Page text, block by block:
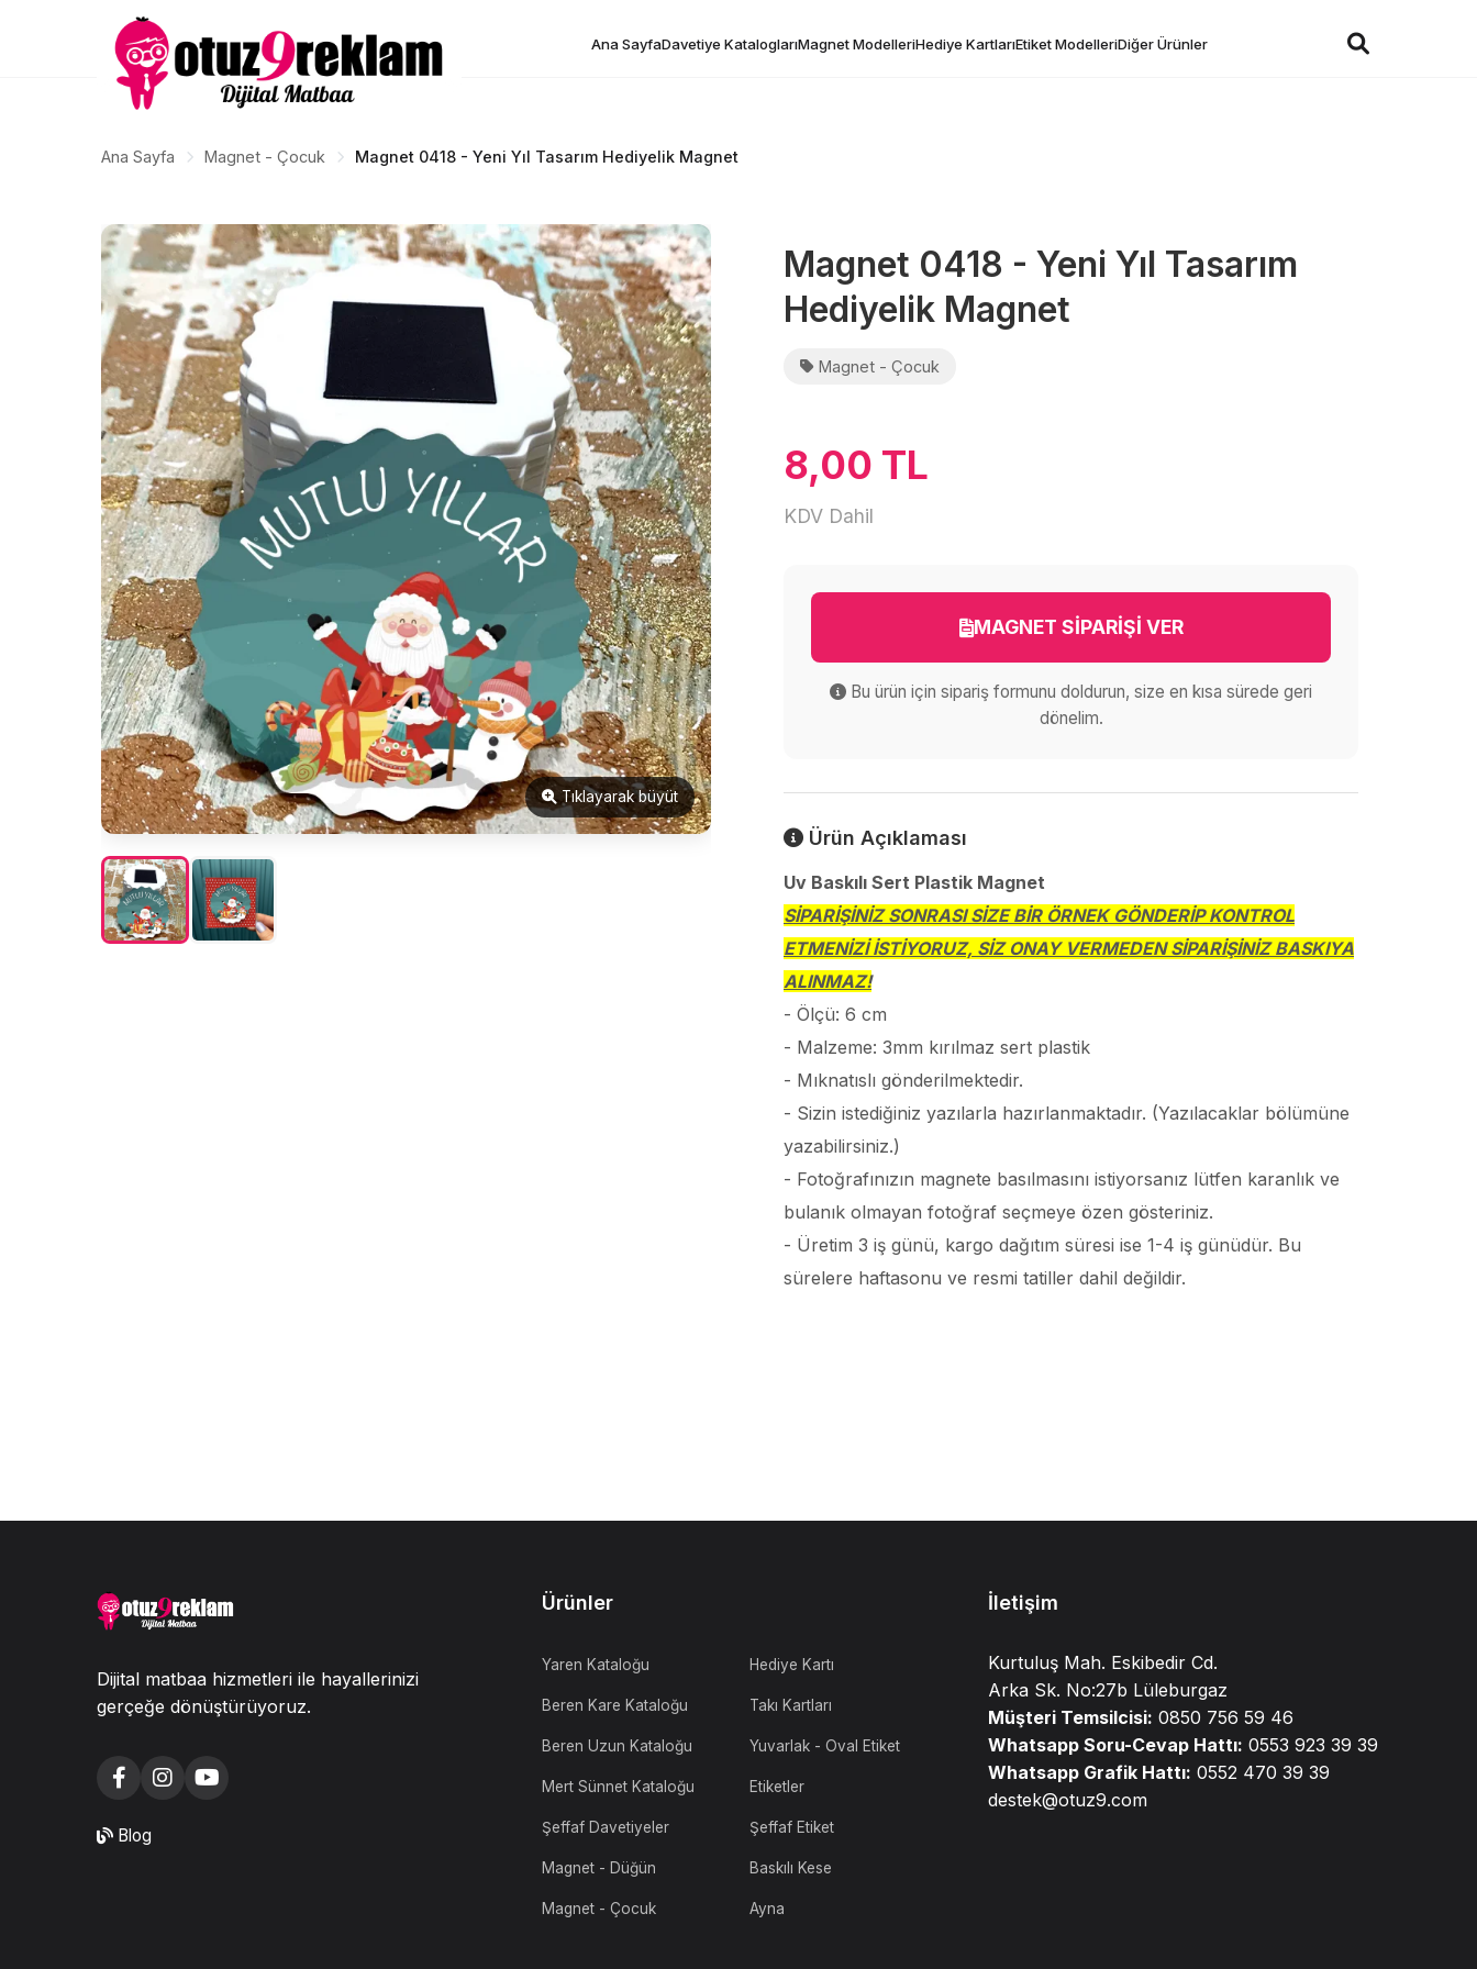
Ana SayfaDavetiye KataloglarıMagnet ModelleriHediye KartlarıEtiket ModelleriDiğer Ürünler
Ana Sayfa Magnet - Çocuk Magnet 0418 - Yeni Yıl Tasarım Hediyelik Magnet
Tıklayarak büyüt
Magnet 0418 - Yeni Yıl Tasarım
Hediyelik Magnet
Magnet - Çocuk
8,00 TL
KDV Dahil
MAGNET SİPARİŞİ VER
Bu ürün için sipariş formunu doldurun, size en kısa sürede geri
dönelim.
Ürün Açıklaması
Uv Baskılı Sert Plastik Magnet
SİPARİŞİNİZ SONRASI SİZE BİR ÖRNEK GÖNDERİP KONTROL
ETMENİZİ İSTİYORUZ, SİZ ONAY VERMEDEN SİPARİŞİNİZ BASKIYA
ALINMAZ!
- Ölçü: 6 cm
- Malzeme: 3mm kırılmaz sert plastik
- Mıknatıslı gönderilmektedir.
- Sizin istediğiniz yazılarla hazırlanmaktadır. (Yazılacaklar bölümüne
yazabilirsiniz.)
- Fotoğrafınızın magnete basılmasını istiyorsanız lütfen karanlık ve
bulanık olmayan fotoğraf seçmeye özen gösteriniz.
- Üretim 3 iş günü, kargo dağıtım süresi ise 1-4 iş günüdür. Bu
sürelere haftasonu ve resmi tatiller dahil değildir.
Dijital matbaa hizmetleri ile hayallerinizi
gerçeğe dönüştürüyoruz.
Blog
Ürünler
Yaren Kataloğu
Beren Kare Kataloğu
Beren Uzun Kataloğu
Mert Sünnet Kataloğu
Şeffaf Davetiyeler
Magnet - Düğün
Magnet - Çocuk
Hediye Kartı
Takı Kartları
Yuvarlak - Oval Etiket
Etiketler
Şeffaf Etiket
Baskılı Kese
Ayna
İletişim
Kurtuluş Mah. Eskibedir Cd.
Arka Sk. No:27b Lüleburgaz
Müşteri Temsilcisi: 0850 756 59 46
Whatsapp Soru-Cevap Hattı: 0553 923 39 39
Whatsapp Grafik Hattı: 0552 470 39 39
destek@otuz9.com